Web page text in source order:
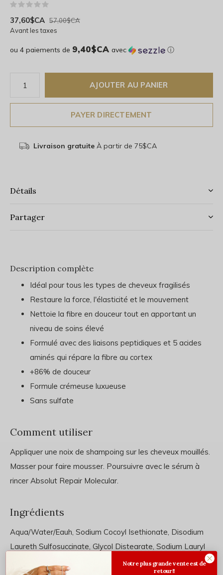
37,60$CA 57,00$CA
Avant les taxes
ou 4 paiements de 9,40$CA avec ⓘ
AJOUTER AU PANIER
PAYER DIRECTEMENT
Livraison gratuiteÀ partir de 75$CA
Détails
Partager
Description complète
Idéal pour tous les types de cheveux fragilisés
Restaure la force, l'élasticité et le mouvement
Nettoie la fibre en douceur tout en apportant un
niveau de soins élevé
Formulé avec des liaisons peptidiques et 5 acides
aminés qui répare la fibre au cortex
+86% de douceur
Formule crémeuse luxueuse
Sans sulfate
Comment utiliser
Appliquer une noix de shampoing sur les cheveux mouillés.
Masser pour faire mousser. Poursuivre avec le sérum à
rincer Absolut Repair Molecular.
Ingrédients
Aqua/Water/Eauh, Sodium Cocoyl Isethionate, Disodium
Laureth Sulfosuccinate, Glycol Distearate, Sodium Lauryl
Sulfoacetate, Sodium Lauroyl Sarcosinate, Glycerin,
Notre plus grande vente est de
retour!!